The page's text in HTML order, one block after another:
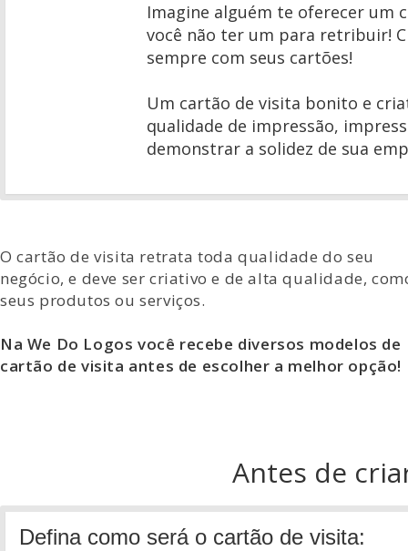
Imagine alguém te oferecer um
você não ter um para retribuir!
sempre com seus cartões!
Um cartão de visita bonito e
qualidade de impressão,
demonstrar a solidez de sua
O cartão de visita retrata toda qualidade do seu
negócio, e deve ser criativo e de alta qualidade,
seus produtos ou serviços.
Na We Do Logos você recebe diversos modelos de
cartão de visita antes de escolher a melhor opção!
Antes de
Defina como será o cartão de visita: